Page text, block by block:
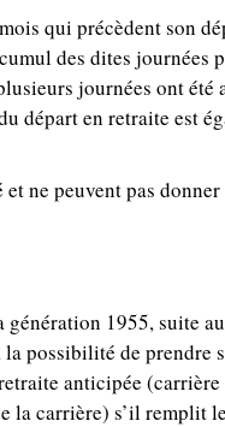
qui précèdent son
des dites journées
journées ont été
départ en retraite est
ne peuvent pas
génération 1955, suite
possibilité de prendre
anticipée
la carrière) s’il remplit